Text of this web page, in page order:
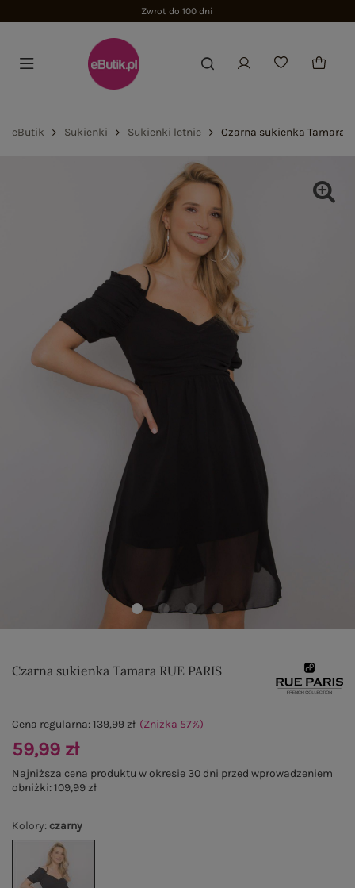
Zwrot do 100 dni
eButik Sukienki Sukienki letnie Czarna sukienka Tamara
Czarna sukienka Tamara RUE PARIS
Kolory: czarny
Cena regularna:139,99 zł (Zniżka 57%)
59,99 zł
Najniższa cena produktu w okresie 30 dni przed wprowadzeniem
obniżki:109,99 zł